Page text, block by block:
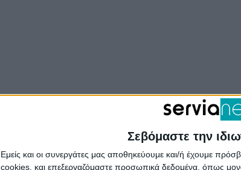
Σεβόμαστε την
Εμείς και οι συνεργάτες μας αποθηκεύουμε και/ή έχουμε
cookies, και επεξεργαζόμαστε προσωπικά δεδομένα, όπως